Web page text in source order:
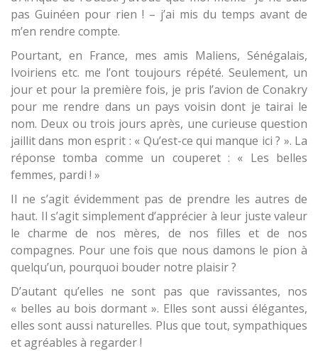
pas Guinéen pour rien ! – j’ai mis du temps avant de
m’en rendre compte.
Pourtant, en France, mes amis Maliens, Sénégalais,
Ivoiriens etc. me l’ont toujours répété. Seulement, un
jour et pour la première fois, je pris l’avion de Conakry
pour me rendre dans un pays voisin dont je tairai le
nom. Deux ou trois jours après, une curieuse question
jaillit dans mon esprit : « Qu’est-ce qui manque ici ? ». La
réponse tomba comme un couperet : « Les belles
femmes, pardi ! »
Il ne s’agit évidemment pas de prendre les autres de
haut. Il s’agit simplement d’apprécier à leur juste valeur
le charme de nos mères, de nos filles et de nos
compagnes. Pour une fois que nous damons le pion à
quelqu’un, pourquoi bouder notre plaisir ?
D’autant qu’elles ne sont pas que ravissantes, nos
« belles au bois dormant ». Elles sont aussi élégantes,
elles sont aussi naturelles. Plus que tout, sympathiques
et agréables à regarder !